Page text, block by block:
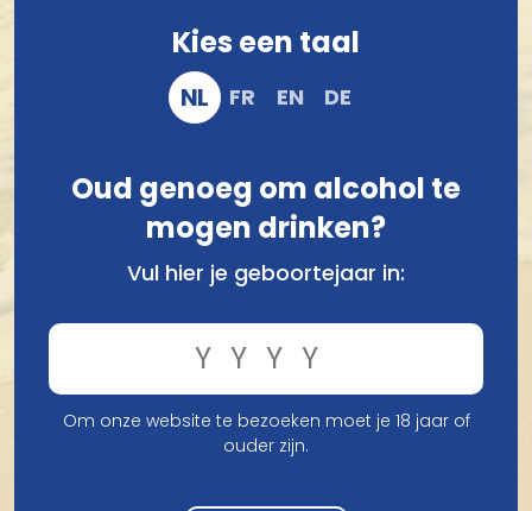
Producten van Brouwerij De Dochter Van De
Brouwerij De Dochter Van
Kies een taal
NL FR EN DE
Oud genoeg om alcohol te
mogen drinken?
Vul hier je geboortejaar in:
Om onze website te bezoeken moet je 18 jaar of
ouder zijn.